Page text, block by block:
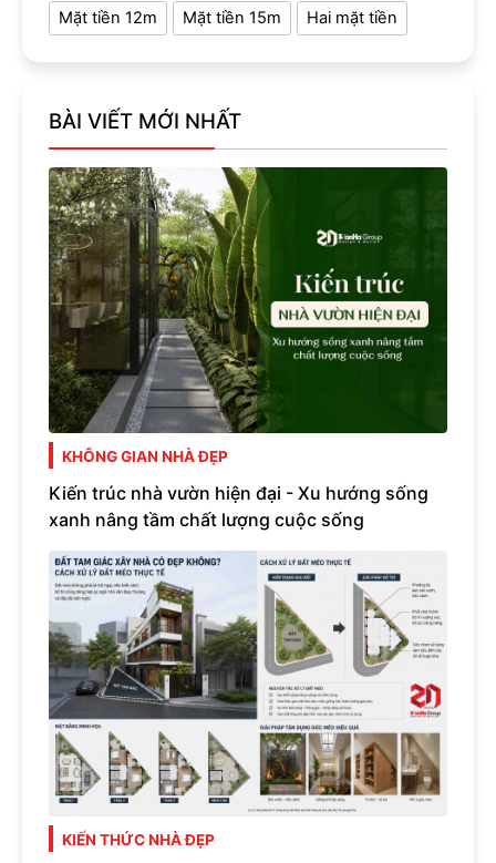
Mặt tiền 12m Mặt tiền 15m Hai mặt tiền
BÀI VIẾT MỚI NHẤT
KHÔNG GIAN NHÀ ĐẸP
Kiến trúc nhà vườn hiện đại - Xu hướng sống
xanh nâng tầm chất lượng cuộc sống
KIẾN THỨC NHÀ ĐẸP